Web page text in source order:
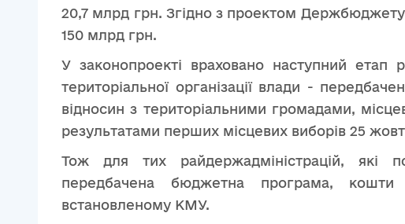
20,7 млрд грн. Згідно з проектом Держбюджету
150 млрд грн.
У законопроекті враховано наступний етап
територіальної організації влади -
відносин з територіальними громадами,
результатами перших місцевих виборів 25
Тож для тих райдержадміністрацій, які
передбачена бюджетна програма, кошти
встановленому КМУ.